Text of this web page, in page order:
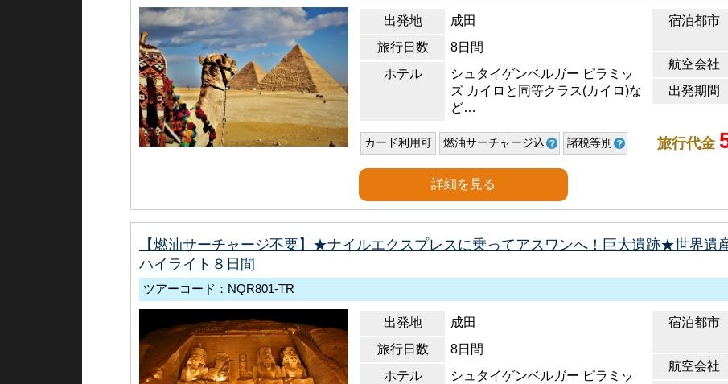
出発地
成田
旅行日数
8日間
ホテル
シュタイゲンベルガー ピラミッ
ズ カイロと同等クラス(カイロ)な
ど…
宿泊都市
航空会社
出発期間
カード利用可 燃油サーチャージ込 諸税等別 旅行代金
詳細を見る
【燃油サーチャージ不要】★ナイルエクスプレスに乗ってアスワンへ！巨大遺跡★世界遺
ハイライト８日間
ツアーコード：NQR801-TR
出発地
成田
旅行日数
8日間
ホテル
シュタイゲンベルガー ピラミッ
宿泊都市
航空会社